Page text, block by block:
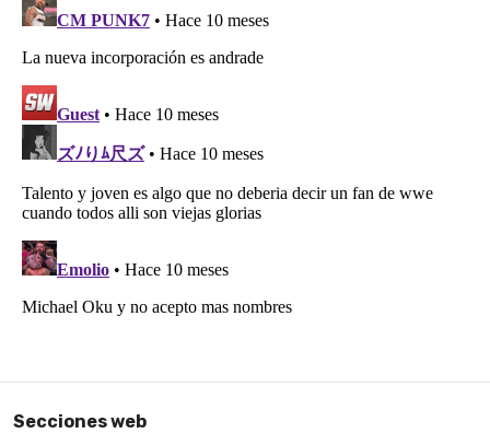
Secciones web